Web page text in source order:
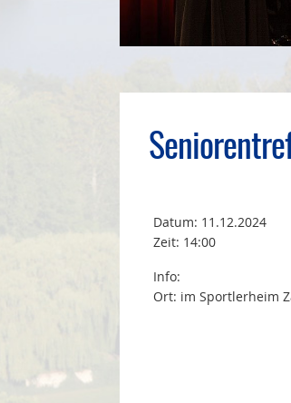
Datum: 11.12.2024
Zeit: 14:00
Info:
Ort: im Sportlerheim